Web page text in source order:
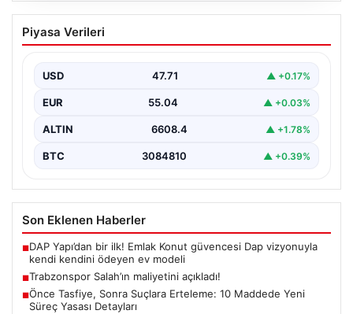
Trabzonspor Salah’ın maliyetini
açıkladı!
Piyasa Verileri
USD 47.71 ▲ +0.17%
EUR 55.04 ▲ +0.03%
ALTIN 6608.4 ▲ +1.78%
BTC 3084810 ▲ +0.39%
Son Eklenen Haberler
■DAP Yapı’dan bir ilk! Emlak Konut güvencesi Dap vizyonuyla
kendi kendini ödeyen ev modeli
■Trabzonspor Salah’ın maliyetini açıkladı!
■Önce Tasfiye, Sonra Suçlara Erteleme: 10 Maddede Yeni
Süreç Yasası Detayları